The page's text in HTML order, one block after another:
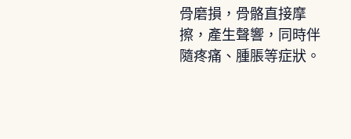
骨磨損，骨骼直接摩
擦，產生聲響，同時伴
隨疼痛、腫脹等症狀。